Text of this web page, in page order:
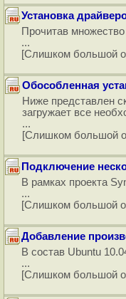
Установка
Прочитав
...
[Слишком большой
Обособленная
Ниже представлен
загружает все
...
[Слишком большой
Подключение
В рамках проекта
...
[Слишком большой
Добавление
В состав Ubuntu
...
[Слишком большой